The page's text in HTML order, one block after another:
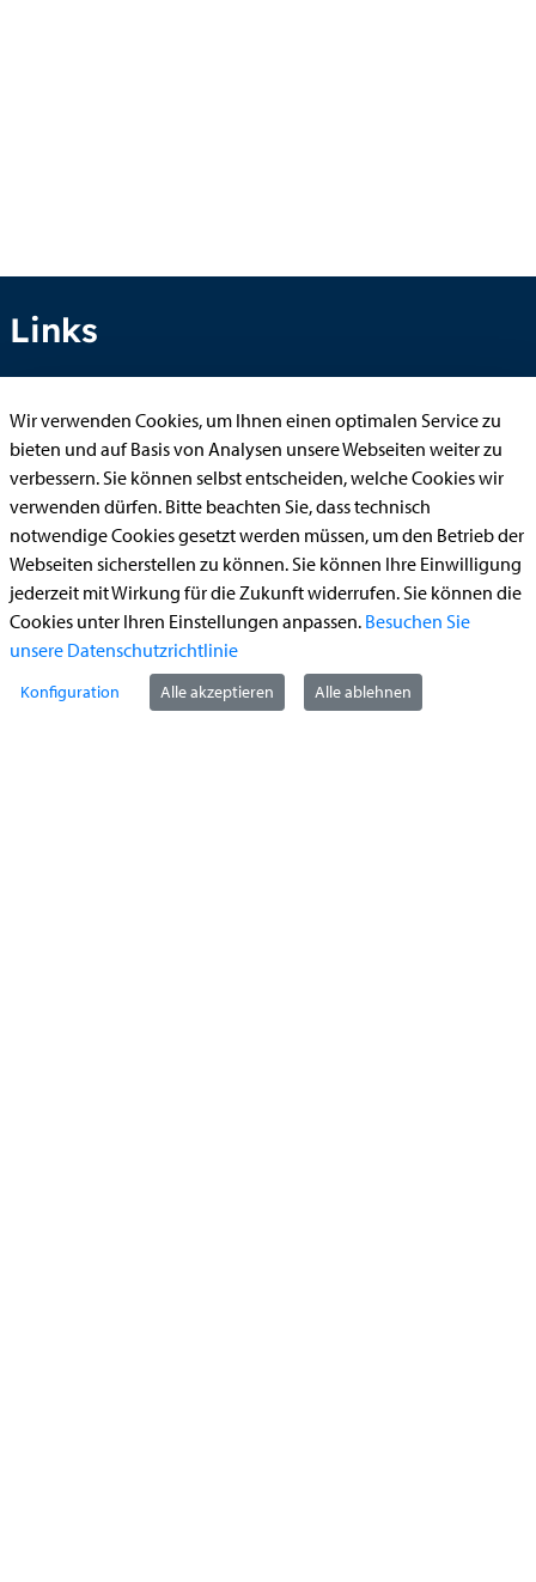
Links
Anhörung online
Aufenthaltserlaubnis
Bauantrag
Begleitetes Fahren ab 17 (Erstantrag)
Führerschein (Umtausch)
Reiterplakette (Verlängerungsantrag online)
Ummeldung zugelassenes Fahrzeug
Wir verwenden Cookies, um Ihnen einen optimalen Service zu
bieten und auf Basis von Analysen unsere Webseiten weiter zu
verbessern. Sie können selbst entscheiden, welche Cookies wir
verwenden dürfen. Bitte beachten Sie, dass technisch
notwendige Cookies gesetzt werden müssen, um den Betrieb der
Webseiten sicherstellen zu können. Sie können Ihre Einwilligung
jederzeit mit Wirkung für die Zukunft widerrufen. Sie können die
Cookies unter Ihren Einstellungen anpassen. Besuchen Sie
unsere Datenschutzrichtlinie
Konfiguration Alle akzeptieren Alle ablehnen